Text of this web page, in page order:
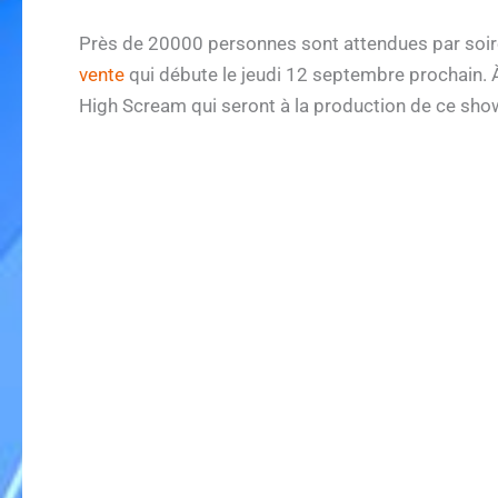
Près de 20000 personnes sont attendues par
vente qui débute le jeudi 12 septembre prochain.
High Scream qui seront à la production de ce